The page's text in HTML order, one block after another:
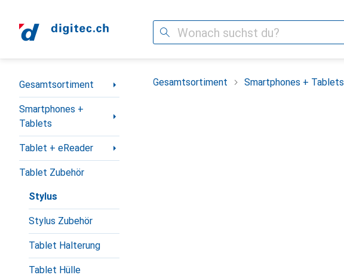
Suche
Navigation nach Kategorien
Gesamtsortiment
Smartphones +
Tablets
Tablet + eReader
Tablet Zubehör
Stylus
Stylus Zubehör
Tablet Halterung
Tablet Hülle
Gesamtsortiment Smartphones + Tablets